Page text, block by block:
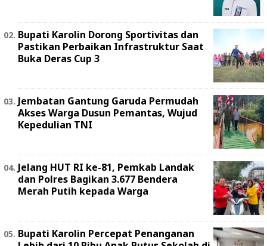
Bupati Karolin Dorong Sportivitas dan
Pastikan Perbaikan Infrastruktur Saat
Buka Deras Cup 3
Jembatan Gantung Garuda Permudah
Akses Warga Dusun Pemantas, Wujud
Kepedulian TNI
Jelang HUT RI ke-81, Pemkab Landak
dan Polres Bagikan 3.677 Bendera
Merah Putih kepada Warga
Bupati Karolin Percepat Penanganan